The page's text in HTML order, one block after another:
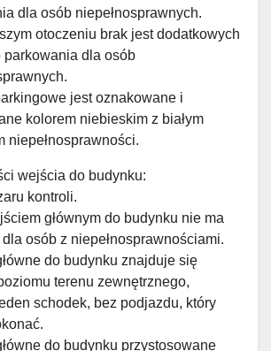
dla osób niepełnosprawnych.
otoczeniu brak jest dodatkowych
parkowania dla osób
jest oznakowane i
kolorem niebieskim z białym
niepełnosprawności.
wejścia do budynku:
kontroli.
głównym do budynku nie ma
osób z niepełnosprawnościami.
do budynku znajduje się
terenu zewnętrznego,
schodek, bez podjazdu, który
do budynku przystosowane